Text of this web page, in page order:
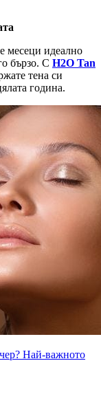
месеци идеално
бързо. С H2O Tan
тена си
година.
Най-важното